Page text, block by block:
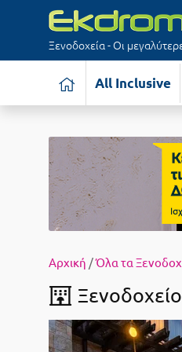
Ξενοδοχεία - Οι
All Inclusive
Αρχική /Όλα τα